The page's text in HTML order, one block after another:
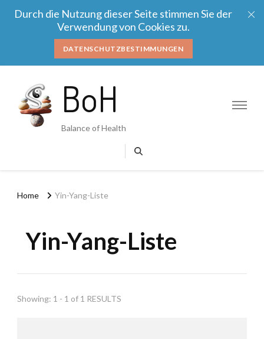
Durch die Nutzung dieser Seite stimmen Sie der
Verwendung von Cookies zu.
DATENSCHUTZBESTIMMUNGEN
BoH
Balance of Health
Home Yin-Yang-Liste
Yin-Yang-Liste
Showing: 1 - 1 of 1 RESULTS